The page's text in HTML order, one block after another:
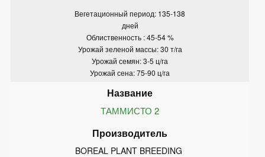
Вегетационный период: 135-138
дней
Облиственность : 45-54 %
Урожай зеленой массы: 30 т/га
Урожай семян: 3-5 ц/га
Урожай сена: 75-90 ц/га
ТАММИСТО 2
BOREAL PLANT BREEDING